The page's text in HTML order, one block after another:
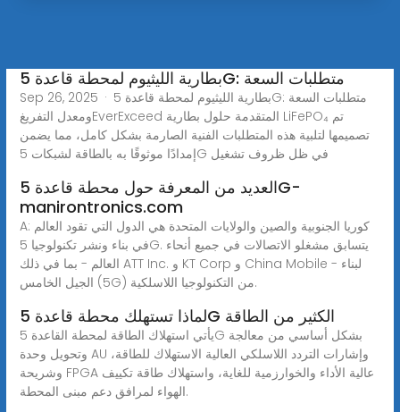
بطارية الليثيوم لمحطة قاعدة 5G: متطلبات السعة
Sep 26, 2025 · بطارية الليثيوم لمحطة قاعدة 5G: متطلبات السعة
ومعدل التفريغEverExceed المتقدمة حلول بطارية LiFePO₄ تم
تصميمها لتلبية هذه المتطلبات الفنية الصارمة بشكل كامل، مما يضمن
إمدادًا موثوقًا به بالطاقة لشبكات 5G في ظل ظروف تشغيل
العديد من المعرفة حول محطة قاعدة 5G-
manirontronics.com
A: كوريا الجنوبية والصين والولايات المتحدة هي الدول التي تقود العالم
في بناء ونشر تكنولوجيا 5G. يتسابق مشغلو الاتصالات في جميع أنحاء
العالم - بما في ذلك ATT Inc. و KT Corp و China Mobile - لبناء
الجيل الخامس (5G) من التكنولوجيا اللاسلكية.
لماذا تستهلك محطة قاعدة 5G الكثير من الطاقة
يأتي استهلاك الطاقة لمحطة القاعدة 5G بشكل أساسي من معالجة
وتحويل وحدة AU وإشارات التردد اللاسلكي العالية الاستهلاك للطاقة،
وشريحة FPGA عالية الأداء والخوارزمية للغاية، واستهلاك طاقة تكييف
الهواء لمرافق دعم مبنى المحطة.